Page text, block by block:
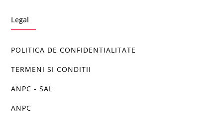
Legal
POLITICA DE CONFIDENTIALITATE
TERMENI SI CONDITII
ANPC - SAL
ANPC